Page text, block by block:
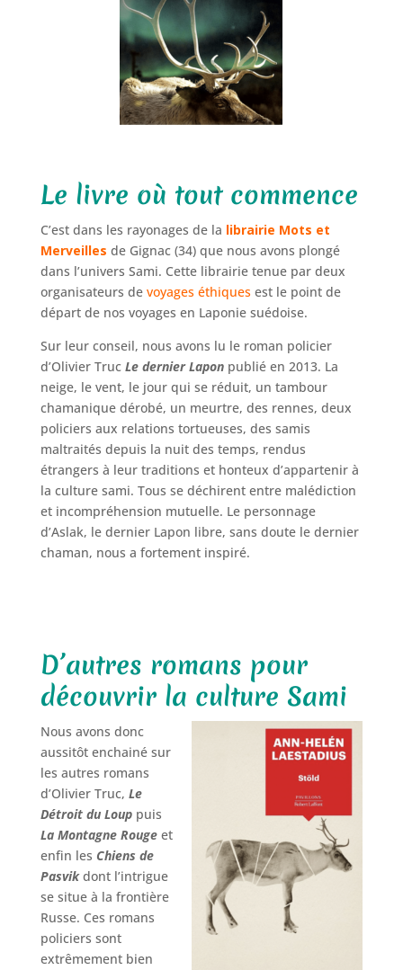
Le livre où tout commence
C’est dans les rayonages de la librairie Mots et
Merveilles de Gignac (34) que nous avons plongé
dans l’univers Sami. Cette librairie tenue par deux
organisateurs de voyages éthiquesest le point de
départ de nos voyages en Laponie suédoise.
Sur leur conseil, nous avons lu le roman policier
d’Olivier Truc Le dernier Laponpublié en 2013. La
neige, le vent, le jour qui se réduit, un tambour
chamanique dérobé, un meurtre, des rennes, deux
policiers aux relations tortueuses, des samis
maltraités depuis la nuit des temps, rendus
étrangers à leur traditions et honteux d’appartenir à
la culture sami. Tous se déchirent entre malédiction
et incompréhension mutuelle. Le personnage
d’Aslak, le dernier Lapon libre, sans doute le dernier
chaman, nous a fortement inspiré.
D’autres romans pour
découvrir la culture Sami
Nous avons donc
aussitôt enchainé sur
les autres romans
d’Olivier Truc, Le
Détroit du Louppuis
La Montagne Rougeet
enfin les Chiens de
Pasvikdont l’intrigue
se situe à la frontière
Russe. Ces romans
policiers sont
extrêmement bien